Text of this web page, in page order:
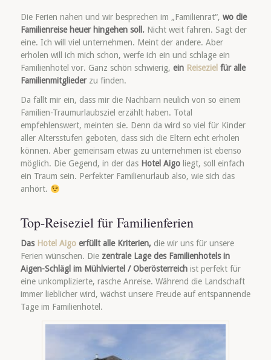
Die Ferien nahen und wir besprechen im „Familienrat“, wo die
Familienreise heuer hingehen soll.Nicht weit fahren. Sagt der
eine. Ich will viel unternehmen. Meint der andere. Aber
erholen will ich mich schon, werfe ich ein und schlage ein
Familienhotel vor. Ganz schön schwierig, ein Reiseziel für alle
Familienmitgliederzu finden.
Da fällt mir ein, dass mir die Nachbarn neulich von so einem
Familien-Traumurlaubsziel erzählt haben. Total
empfehlenswert, meinten sie. Denn da wird so viel für Kinder
aller Altersstufen geboten, dass sich die Eltern echt erholen
können. Aber gemeinsam etwas zu unternehmen ist ebenso
möglich. Die Gegend, in der das Hotel Aigoliegt, soll einfach
ein Traum sein. Perfekter Familienurlaub also, wie sich das
anhört.
Top-Reiseziel für Familienferien
Das Hotel Aigoerfüllt alle Kriterien, die wir uns für unsere
Ferien wünschen. Die zentrale Lage des Familienhotels in
Aigen-Schlägl im Mühlviertel / Oberösterreichist perfekt für
eine unkomplizierte, rasche Anreise. Während die Landschaft
immer lieblicher wird, wächst unsere Freude auf entspannende
Tage im Familienhotel.